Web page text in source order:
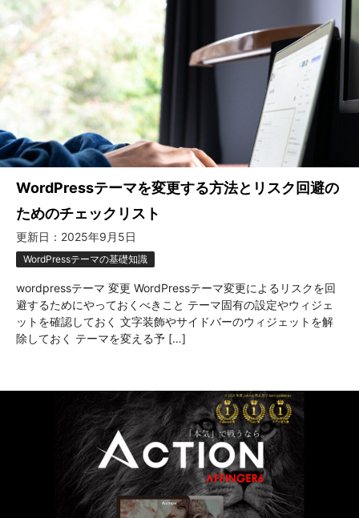
WordPressテーマを変更する方法とリスク回避の
ためのチェックリスト
更新日： 2025年9月5日
WordPressテーマの基礎知識
wordpressテーマ 変更 WordPressテーマ変更によるリスクを回
避するためにやっておくべきこと テーマ固有の設定やウィジェ
ットを確認しておく 文字装飾やサイドバーのウィジェットを解
除しておく テーマを変える予 […]